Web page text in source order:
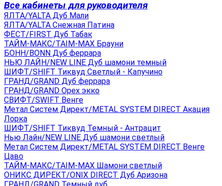
Все кабинеты для руководителя
ЯЛТА/YALTA Дуб Мали
ЯЛТА/YALTA Снежная Патина
ФЁСТ/FIRST Дуб Табак
ТАЙМ-МАКС/TAIM-MAX Брауни
БОНН/BONN Дуб феррара
НЬЮ ЛАЙН/NEW LINE Дуб шамони темный
ШИФТ/SHIFT Тиквуд Светлый - Капучино
ГРАНД/GRAND Дуб феррара
ГРАНД/GRAND Орех экко
СВИФТ/SWIFT Венге
Метал Систем Директ/METAL SYSTEM DIRECT Акация
Лорка
ШИФТ/SHIFT Тиквуд Темный - Антрацит
Нью Лайн/NEW LINE Дуб шамони светлый
Метал Систем Директ/METAL SYSTEM DIRECT Венге
Цаво
ТАЙМ-МАКС/TAIM-MAX Шамони светлый
ОНИКС ДИРЕКТ/ONIX DIRECT Дуб Аризона